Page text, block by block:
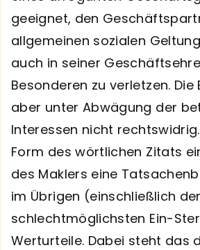
geeignet, den
allgemeinen sozialen
auch in seiner
Besonderen zu verletzen.
aber unter Abwägung der
Interessen nicht
Form des wörtlichen Zitats
des Maklers eine
im Übrigen (einschließlich der
schlechtmöglichsten Ein-
Werturteile. Dabei steht das